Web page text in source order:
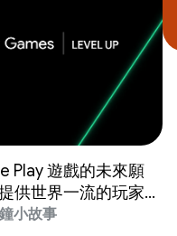
Sidekick
里程碑做
Play 遊戲的未來願
供世界一流的玩家體
。
小故事